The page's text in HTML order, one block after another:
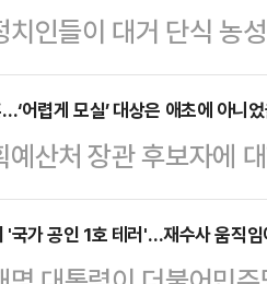
치인들이 대거 단식 농
달하면서 한동훈 전 대
문을 당원게시판 사
할 수 있단 의미와 상
료되는 시점이 불특정
리도 나온다. 아울러 한
어렵게 모실’ 대상은 애초에 아니
예산처 장관 후보자에
다. 인사청문회법에 따
미 1차 데드라인을 넘
'국가 공인 1호 테러'…재수사 움직